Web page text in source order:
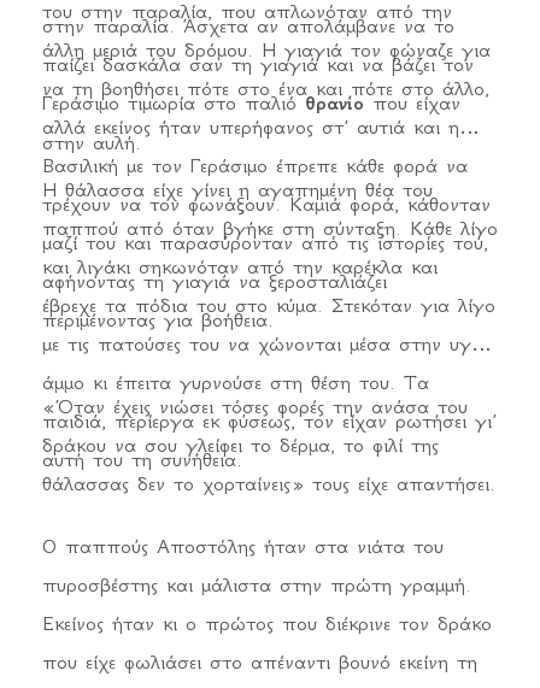
στην παραλία. Άσχετα αν απολάμβανε να το
παίζει δασκάλα σαν τη γιαγιά και να βάζει τον
Γεράσιμο τιμωρία στο παλιόθρανίοπου είχαν
στην αυλή.
του στην παραλία, που απλωνόταν από την
άλλη μεριά του δρόμου. Η γιαγιά τον φώναζε για
να τη βοηθήσει πότε στο ένα και πότε στο άλλο,
αλλά εκείνος ήταν υπερήφανος στ’ αυτιά και η
Βασιλική με τον Γεράσιμο έπρεπε κάθε φορά να
τρέχουν να τον φωνάξουν. Καμιά φορά, κάθονταν
μαζί του και παρασύρονταν από τις ιστορίες του,
αφήνοντας τη γιαγιά να ξεροσταλιάζει
περιμένοντας για βοήθεια.
Η θάλασσα είχε γίνει η αγαπημένη θέα του
παππού από όταν βγήκε στη σύνταξη. Κάθε λίγο
και λιγάκι σηκωνόταν από την καρέκλα και
έβρεχε τα πόδια του στο κύμα. Στεκόταν για λίγο
με τις πατούσες του να χώνονται μέσα στην υγρή
άμμο κι έπειτα γυρνούσε στη θέση του. Τα
παιδιά, περίεργα εκ φύσεως, τον είχαν ρωτήσει γι’
αυτή του τη συνήθεια.
«Όταν έχεις νιώσει τόσες φορές την ανάσα του
δράκου να σου γλείφει το δέρμα, το φιλί της
θάλασσας δεν το χορταίνεις» τους είχε απαντήσει.
Ο παππούς Αποστόλης ήταν στα νιάτα του
πυροσβέστης και μάλιστα στην πρώτη γραμμή.
Εκείνος ήταν κι ο πρώτος που διέκρινε τον δράκο
που είχε φωλιάσει στο απέναντι βουνό εκείνη τη